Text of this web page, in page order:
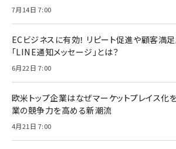
7月14日 7:00
ECビジネスに有効！ リピート促進や顧客満
「LINE通知メッセージ」とは？
6月22日 7:00
欧米トップ企業はなぜマーケットプレイス化
業の競争力を高める新潮流
4月21日 7:00